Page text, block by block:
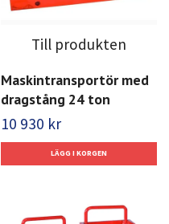
Till produkten
Maskintransportör med
dragstång 24 ton
10 930 kr